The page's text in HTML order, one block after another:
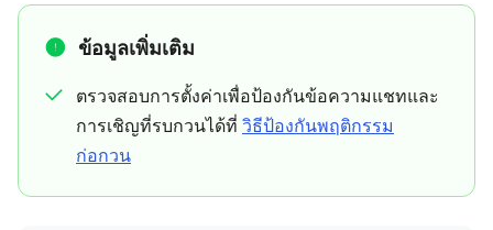
ข้อมูลเพิ่มเติม
ตรวจสอบการตั้งค่าเพื่อป้องกันข้อความแชทและ
การเชิญที่รบกวนได้ที่ วิธีป้องกันพฤติกรรม
ก่อกวน